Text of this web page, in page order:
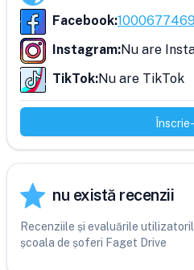
Facebook:
Instagram:Nu are
TikTok:Nu are TikTok
nu există recenzii
Recenziile și evaluările
școala de șoferi Faget Drive